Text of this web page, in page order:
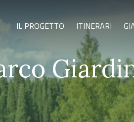
IL PROGETTO ITINERARI